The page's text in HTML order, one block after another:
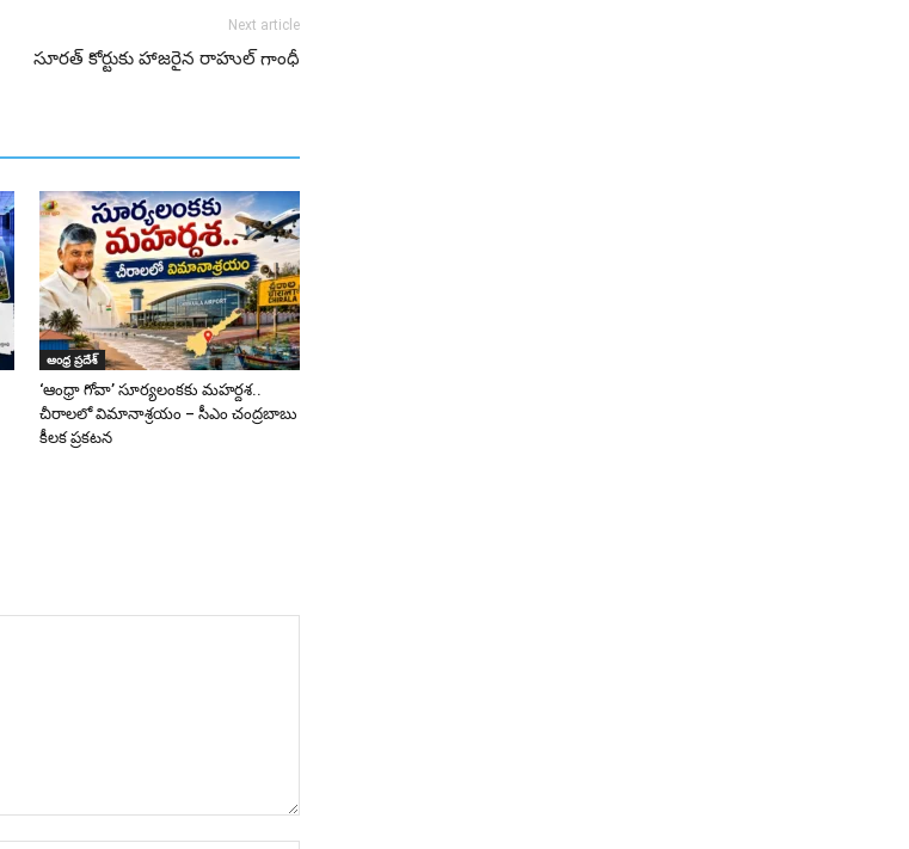
Next article
సూరత్ కోర్టుకు హాజరైన రాహుల్ గాంధీ
ఆంధ్ర ప్రదేశ్
‘ఆంధ్రా గోవా’ సూర్యలంకకు మహర్దశ..
చీరాలలో విమానాశ్రయం – సీఎం చంద్రబాబు
కీలక ప్రకటన